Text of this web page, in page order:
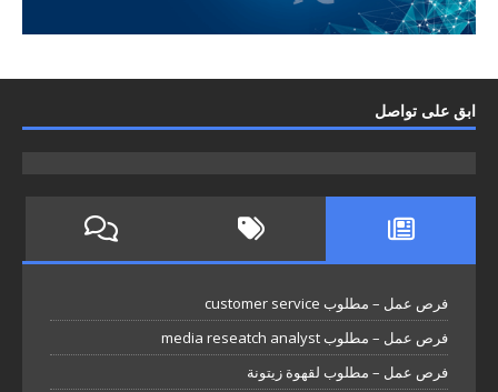
ابق على تواصل
فرص عمل – مطلوب customer service
فرص عمل – مطلوب media reseatch analyst
فرص عمل – مطلوب لقهوة زيتونة